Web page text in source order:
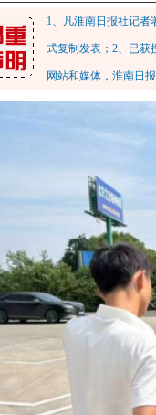
1、凡淮南日报社记
式复制发表；2、已获
网站和媒体，淮南日